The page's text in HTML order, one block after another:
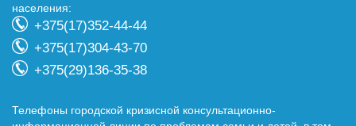
населения:
+375(17)352-44-44
+375(17)304-43-70
+375(29)136-35-38
Телефоны городской кризисной консультационно-